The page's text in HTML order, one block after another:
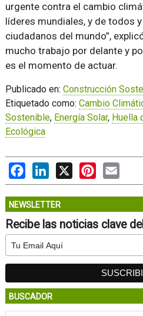
urgente contra el cambio
líderes mundiales, y de todos
ciudadanos del mundo”,
mucho trabajo por delante y
es el momento de actuar.
Publicado en: Construcción
Etiquetado como: Cambio
Sostenible, Energía Solar, Huella
Ecológica
FacebookLinkedIn
X PinterestEmail
NEWSLETTER
Recibe las noticias clave
BUSCADOR